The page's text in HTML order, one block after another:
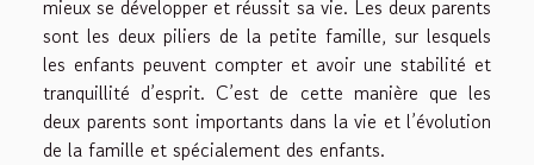
mieux se développer et réussit sa vie. Les deux parents
sont les deux piliers de la petite famille, sur lesquels
les enfants peuvent compter et avoir une stabilité et
tranquillité d’esprit. C’est de cette manière que les
deux parents sont importants dans la vie et l’évolution
de la famille et spécialement des enfants.